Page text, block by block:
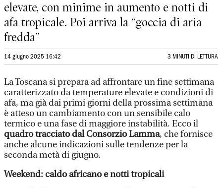
elevate, con minime in aumento e notti di
afa tropicale. Poi arriva la “goccia di aria
fredda”
14 giugno 2025 16:42 3 MINUTI DI LETTURA
La Toscana si prepara ad affrontare un fine settimana
caratterizzato da temperature elevate e condizioni di
afa, ma già dai primi giorni della prossima settimana
è atteso un cambiamento con un sensibile calo
termico e una fase di maggiore instabilità. Ecco il
quadro tracciato dal Consorzio Lamma, che fornisce
anche alcune indicazioni sulle tendenze per la
seconda metà di giugno.
Weekend: caldo africano e notti tropicali